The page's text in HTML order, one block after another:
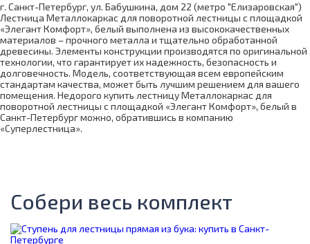
г. Санкт-Петербург, ул. Бабушкина, дом 22 (метро "Елизаровская")
Лестница Металлокаркас для поворотной лестницы с площадкой
«Элегант Комфорт», белый выполнена из высококачественных
материалов – прочного металла и тщательно обработанной
древесины. Элементы конструкции производятся по оригинальной
технологии, что гарантирует их надежность, безопасность и
долговечность. Модель, соответствующая всем европейским
стандартам качества, может быть лучшим решением для вашего
помещения. Недорого купить лестницу Металлокаркас для
поворотной лестницы с площадкой «Элегант Комфорт», белый в
Санкт-Петербург можно, обратившись в компанию
«Суперлестница».
Собери весь комплект